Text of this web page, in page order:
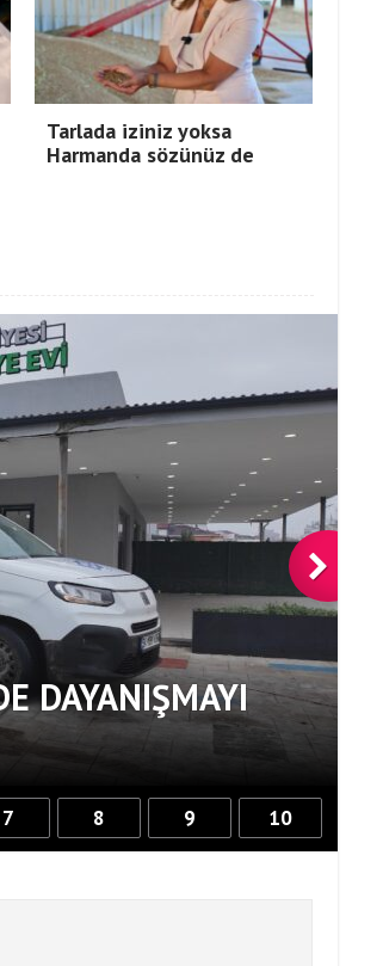
Tarlada iziniz yoksa
Harmanda sözünüz de
DAYANIŞMAYI
7 8 9 10